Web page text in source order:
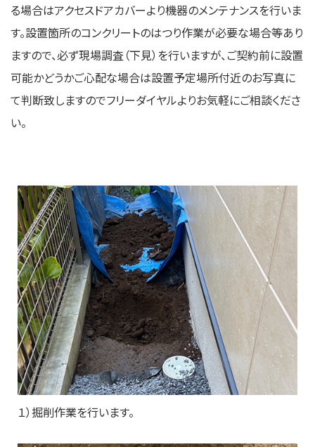
る場合はアクセスドアカバーより機器のメンテナンスを行いま
す。設置箇所のコンクリートのはつり作業が必要な場合等あり
ますので、必ず現場調査（下見）を行いますが、ご契約前に設置
可能かどうかご心配な場合は設置予定場所付近のお写真に
て判断致しますのでフリーダイヤルよりお気軽にご相談くださ
い。
１）掘削作業を行います。